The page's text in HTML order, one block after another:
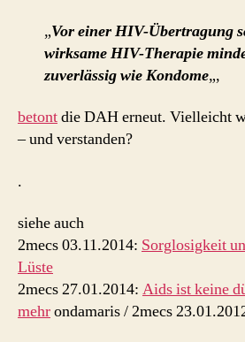
„Vor einer HIV-Übertragung
wirksame HIV-Therapie
zuverlässig wie Kondome„,
betontdie DAH erneut. Vielleicht
– und verstanden?
.
siehe auch
2mecs 03.11.2014: Sorglosigkeit
Lüste
2mecs 27.01.2014: Aids ist keine
mehrondamaris / 2mecs